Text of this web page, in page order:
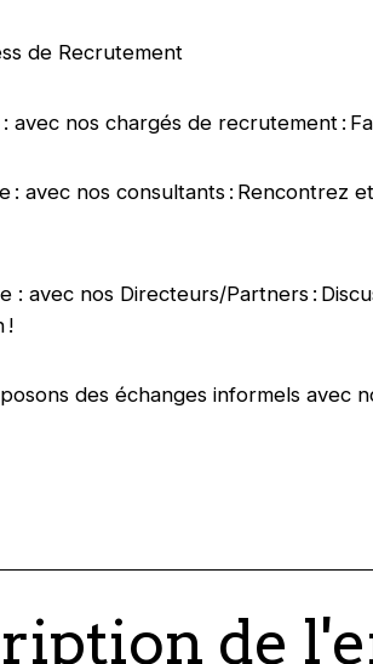
de Recrutement
avec nos chargés de recrutement :
: avec nos consultants : Rencontrez
: avec nos Directeurs/Partners :
!
des échanges informels avec
de